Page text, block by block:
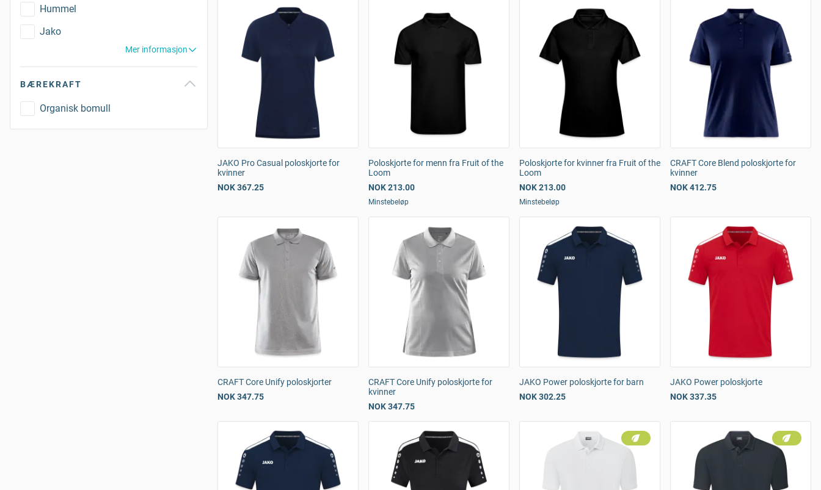
Hummel
Jako
Mer informasjon
BÆREKRAFT
Organisk bomull
JAKO Pro Casual poloskjorte for
kvinner
NOK 367.25
Poloskjorte for menn fra Fruit of the
Loom
NOK 213.00
Minstebeløp
Poloskjorte for kvinner fra Fruit of the
Loom
NOK 213.00
Minstebeløp
CRAFT Core Blend poloskjorte for
kvinner
NOK 412.75
CRAFT Core Unify poloskjorter
NOK 347.75
CRAFT Core Unify poloskjorte for
kvinner
NOK 347.75
JAKO Power poloskjorte for barn
NOK 302.25
JAKO Power poloskjorte
NOK 337.35